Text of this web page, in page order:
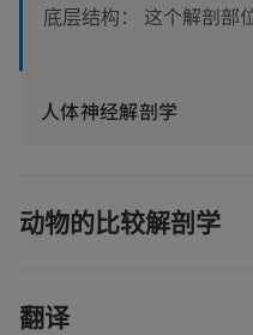
底层结构： 这个解剖部
人体神经解剖学
动物的比较解剖学
翻译